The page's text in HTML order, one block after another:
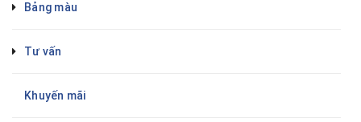
Bảng màu
Tư vấn
Khuyến mãi